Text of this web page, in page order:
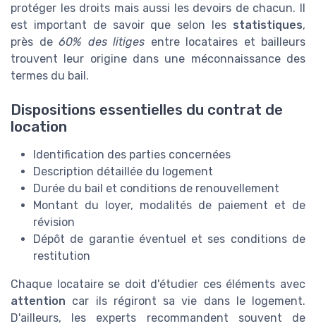
protéger les droits mais aussi les devoirs de chacun. Il
est important de savoir que selon les statistiques,
près de 60% des litiges entre locataires et bailleurs
trouvent leur origine dans une méconnaissance des
termes du bail.
Dispositions essentielles du contrat de
location
Identification des parties concernées
Description détaillée du logement
Durée du bail et conditions de renouvellement
Montant du loyer, modalités de paiement et de
révision
Dépôt de garantie éventuel et ses conditions de
restitution
Chaque locataire se doit d'étudier ces éléments avec
attention car ils régiront sa vie dans le logement.
D'ailleurs, les experts recommandent souvent de